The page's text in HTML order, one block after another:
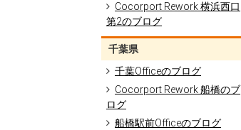
Cocorport Rework 横浜西口
第2のブログ
千葉県
千葉Officeのブログ
Cocorport Rework 船橋のブ
ログ
船橋駅前Officeのブログ